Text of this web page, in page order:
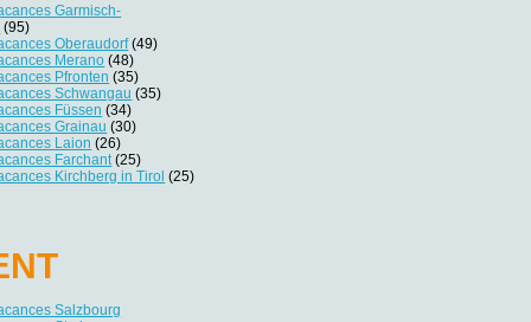
Garmisch-
(95)
Oberaudorf(49)
Merano (48)
Pfronten (35)
Schwangau (35)
Füssen (34)
Grainau (30)
Laion (26)
Farchant (25)
Kirchberg in Tirol (25)
Salzbourg